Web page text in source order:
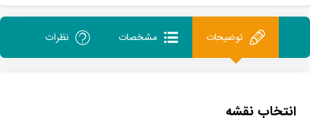
توضیحات مشخصات نظرات
انتخاب نقشه